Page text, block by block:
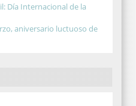
Día Internacional de la
aniversario luctuoso de